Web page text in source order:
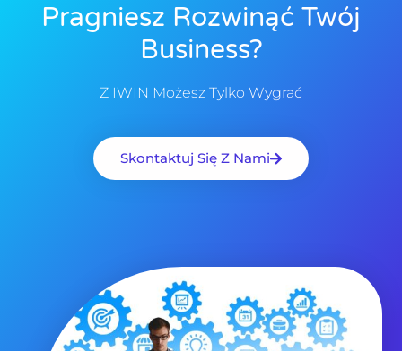
Pragniesz Rozwinąć Twój
Business?
Z IWIN Możesz Tylko Wygrać
Skontaktuj Się Z Nami